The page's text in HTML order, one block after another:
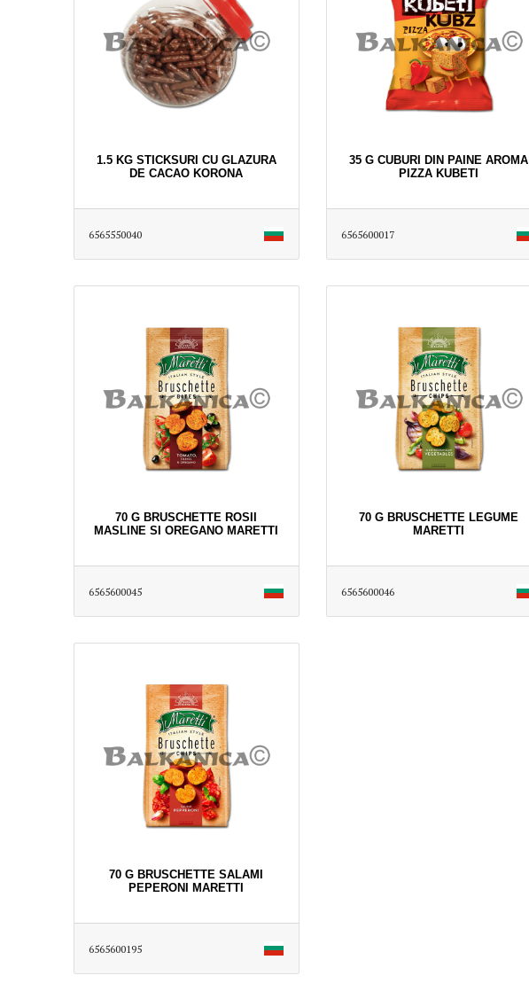
1.5 KG STICKSURI CU GLAZURA
DE CACAO KORONA
6565550040
35 G CUBURI DIN PAINE AROMA
PIZZA KUBETI
6565600017
70 G BRUSCHETTE ROSII
MASLINE SI OREGANO MARETTI
6565600045
70 G BRUSCHETTE LEGUME
MARETTI
6565600046
70 G BRUSCHETTE SALAMI
PEPERONI MARETTI
6565600195